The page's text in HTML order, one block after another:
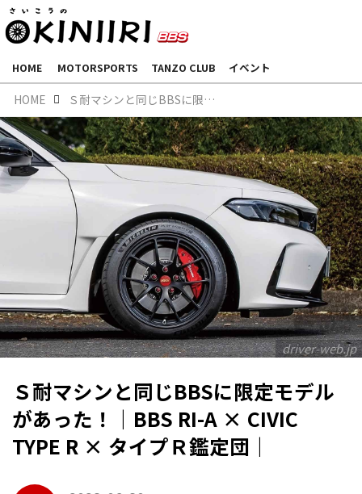
HOME MOTORSPORTS TANZO CLUB イベント
HOME Ｓ耐マシンと同じBBSに限定モデルがあった！｜BBS RI-A × CIVIC TYPE R × タイプＲ鑑定団｜
driver-web.jp
Ｓ耐マシンと同じBBSに限定モデル
があった！｜BBS RI-A × CIVIC
TYPE R × タイプＲ鑑定団｜